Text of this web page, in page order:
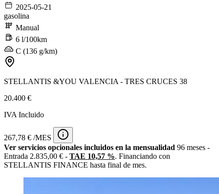
2025-05-21
gasolina
Manual
6 l/100km
C (136 g/km)
STELLANTIS &YOU VALENCIA - TRES CRUCES 38
20.400 €
IVA Incluido
267,78 € /MES
Ver servicios opcionales incluidos en la mensualidad 96 meses -
Entrada 2.835,00 € - TAE 10,57 %. Financiando con
STELLANTIS FINANCE hasta final de mes.